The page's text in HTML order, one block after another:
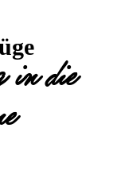
in die